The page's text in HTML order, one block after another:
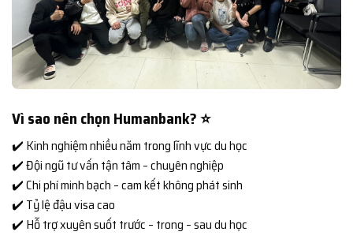
Vì sao nên chọn Humanbank? ⭐
✔️ Kinh nghiệm nhiều năm trong lĩnh vực du học
✔️ Đội ngũ tư vấn tận tâm – chuyên nghiệp
✔️ Chi phí minh bạch – cam kết không phát sinh
✔️ Tỷ lệ đậu visa cao
✔️ Hỗ trợ xuyên suốt trước – trong – sau du học